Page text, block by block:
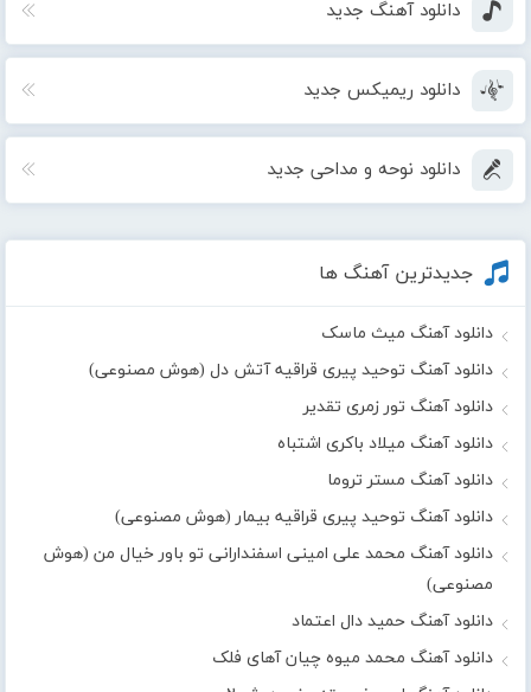
دانلود آهنگ جدید
دانلود ریمیکس جدید
دانلود نوحه و مداحی جدید
جدیدترین آهنگ ها
دانلود آهنگ میث ماسک
دانلود آهنگ توحید پیری قراقیه آتش دل (هوش مصنوعی)
دانلود آهنگ تور زمری تقدیر
دانلود آهنگ میلاد باکری اشتباه
دانلود آهنگ مستر تروما
دانلود آهنگ توحید پیری قراقیه بیمار (هوش مصنوعی)
دانلود آهنگ محمد علی امینی اسفندارانی تو باور خیال من (هوش
مصنوعی)
دانلود آهنگ حمید دال اعتماد
دانلود آهنگ محمد میوه چیان آهای فلک